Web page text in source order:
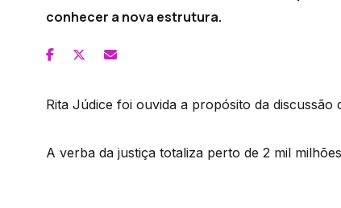
conhecer a nova estrutura.
Rita Júdice foi ouvida a propósito da
A verba da justiça totaliza perto de 2 mil